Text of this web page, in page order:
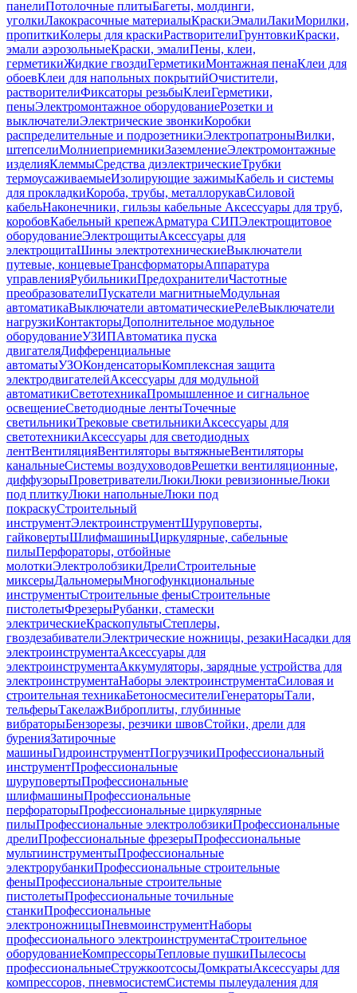
панелиПотолочные плитыБагеты, молдинги,
уголкиЛакокрасочные материалыКраскиЭмалиЛакиМорилки,
пропиткиКолеры для краскиРастворителиГрунтовкиКраски,
эмали аэрозольныеКраски, эмалиПены, клеи,
герметикиЖидкие гвоздиГерметикиМонтажная пенаКлеи для
обоевКлеи для напольных покрытийОчистители,
растворителиФиксаторы резьбыКлеиГерметики,
пеныЭлектромонтажное оборудованиеРозетки и
выключателиЭлектрические звонкиКоробки
распределительные и подрозетникиЭлектропатроныВилки,
штепселиМолниеприемникиЗаземлениеЭлектромонтажные
изделияКлеммыСредства диэлектрическиеТрубки
термоусаживаемыеИзолирующие зажимыКабель и системы
для прокладкиКороба, трубы, металлорукавСиловой
кабельНаконечники, гильзы кабельные Аксессуары для труб,
коробовКабельный крепежАрматура СИПЭлектрощитовое
оборудованиеЭлектрощитыАксессуары для
электрощитаШины электротехническиеВыключатели
путевые, концевыеТрансформаторыАппаратура
управленияРубильникиПредохранителиЧастотные
преобразователиПускатели магнитныеМодульная
автоматикаВыключатели автоматическиеРелеВыключатели
нагрузкиКонтакторыДополнительное модульное
оборудованиеУЗИПАвтоматика пуска
двигателяДифференциальные
автоматыУЗОКонденсаторыКомплексная защита
электродвигателейАксессуары для модульной
автоматикиСветотехникаПромышленное и сигнальное
освещениеСветодиодные лентыТочечные
светильникиТрековые светильникиАксессуары для
светотехникиАксессуары для светодиодных
лентВентиляцияВентиляторы вытяжныеВентиляторы
канальныеСистемы воздуховодовРешетки вентиляционные,
диффузорыПроветривателиЛюкиЛюки ревизионныеЛюки
под плиткуЛюки напольныеЛюки под
покраскуСтроительный
инструментЭлектроинструментШуруповерты,
гайковертыШлифмашиныЦиркулярные, сабельные
пилыПерфораторы, отбойные
молоткиЭлектролобзикиДрелиСтроительные
миксерыДальномерыМногофункциональные
инструментыСтроительные феныСтроительные
пистолетыФрезерыРубанки, стамески
электрическиеКраскопультыСтеплеры,
гвоздезабивателиЭлектрические ножницы, резакиНасадки для
электроинструментаАксессуары для
электроинструментаАккумуляторы, зарядные устройства для
электроинструментаНаборы электроинструментаСиловая и
строительная техникаБетоносмесителиГенераторыТали,
тельферыТакелажВиброплиты, глубинные
вибраторыБензорезы, резчики швовСтойки, дрели для
буренияЗатирочные
машиныГидроинструментПогрузчикиПрофессиональный
инструментПрофессиональные
шуруповертыПрофессиональные
шлифмашиныПрофессиональные
перфораторыПрофессиональные циркулярные
пилыПрофессиональные электролобзикиПрофессиональные
дрелиПрофессиональные фрезерыПрофессиональные
мультиинструментыПрофессиональные
электрорубанкиПрофессиональные строительные
феныПрофессиональные строительные
пистолетыПрофессиональные точильные
станкиПрофессиональные
электроножницыПневмоинструментНаборы
профессионального электроинструментаСтроительное
оборудованиеКомпрессорыТепловые пушкиПылесосы
профессиональныеСтружкоотсосыДомкратыАксессуары для
компрессоров, пневмосистемСистемы пылеудаления для